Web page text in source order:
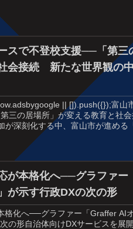
スで不登校支援──「第三
会接続 新たな世界観の
|| []).push({});富山
三の居場所」が変える教育と社
が深刻化する中、富山市が進める
が本格化へ──グラファー
が示す行政DXの次の形
格化へ──グラファー「Graffer AI
の形自治体向けDXサービスを展